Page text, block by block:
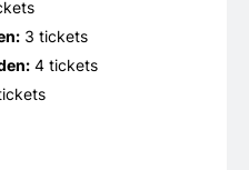
3 tickets
4 tickets